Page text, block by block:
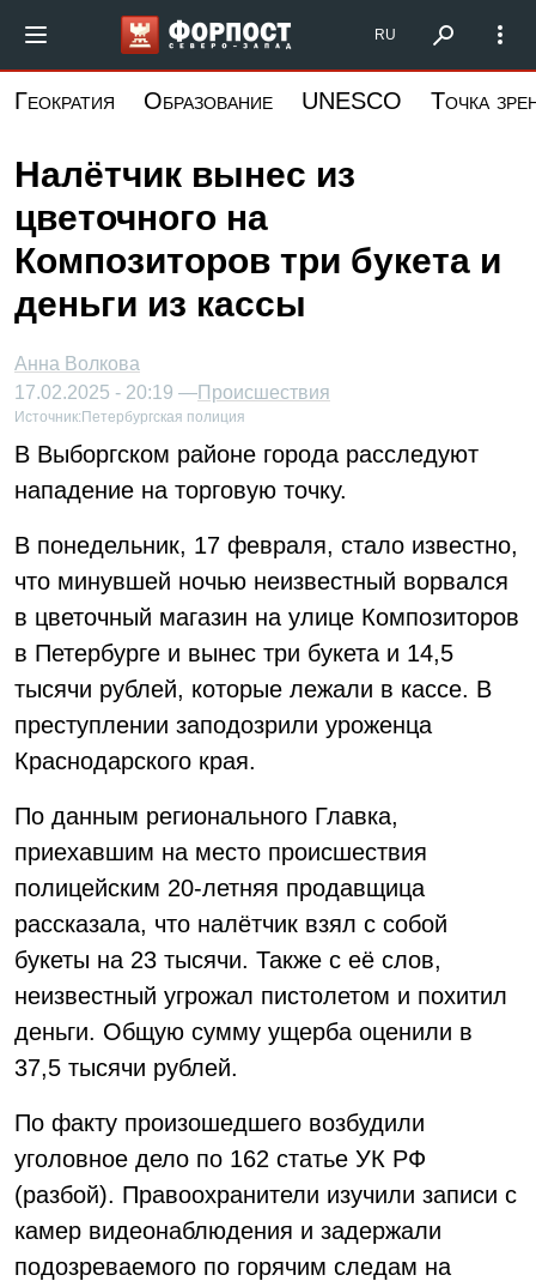
основному
Форпост Северо-Запад
RU
Геократия Образование UNESCO Точка
Налётчик вынес из
цветочного на
Композиторов три букета и
деньги из кассы
Анна Волкова
17.02.2025 - 20:19 —Происшествия
Источник: Петербургская полиция
В Выборгском районе города расследуют
нападение на торговую точку.
В понедельник, 17 февраля, стало известно,
что минувшей ночью неизвестный ворвался
в цветочный магазин на улице Композиторов
в Петербурге и вынес три букета и 14,5
тысячи рублей, которые лежали в кассе. В
преступлении заподозрили уроженца
Краснодарского края.
По данным регионального Главка,
приехавшим на место происшествия
полицейским 20-летняя продавщица
рассказала, что налётчик взял с собой
букеты на 23 тысячи. Также с её слов,
неизвестный угрожал пистолетом и похитил
деньги. Общую сумму ущерба оценили в
37,5 тысячи рублей.
По факту произошедшего возбудили
уголовное дело по 162 статье УК РФ
(разбой). Правоохранители изучили записи с
камер видеонаблюдения и задержали
подозреваемого по горячим следам на